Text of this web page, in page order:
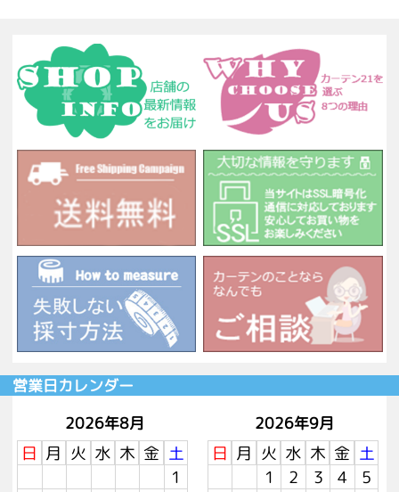
営業日カレンダー
2026年8月
日 月 火 水 木 金 土
1
2026年9月
日 月 火 水 木 金 土
1
2 3 4
5